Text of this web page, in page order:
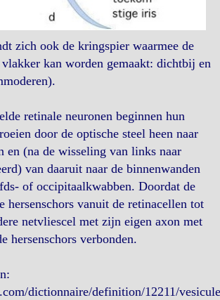
zich ook de kringspier waarmee de
kan worden gemaakt: dichtbij en
retinale neuronen beginnen hun
door de optische steel heen naar
en (na de wisseling van links naar
van daaruit naar de binnenwanden
of occipitaalkwabben. Doordat de
hersenschors vanuit de retinacellen tot
netvliescel met zijn eigen axon met
hersenschors verbonden.
dictionnaire/definition/12211/